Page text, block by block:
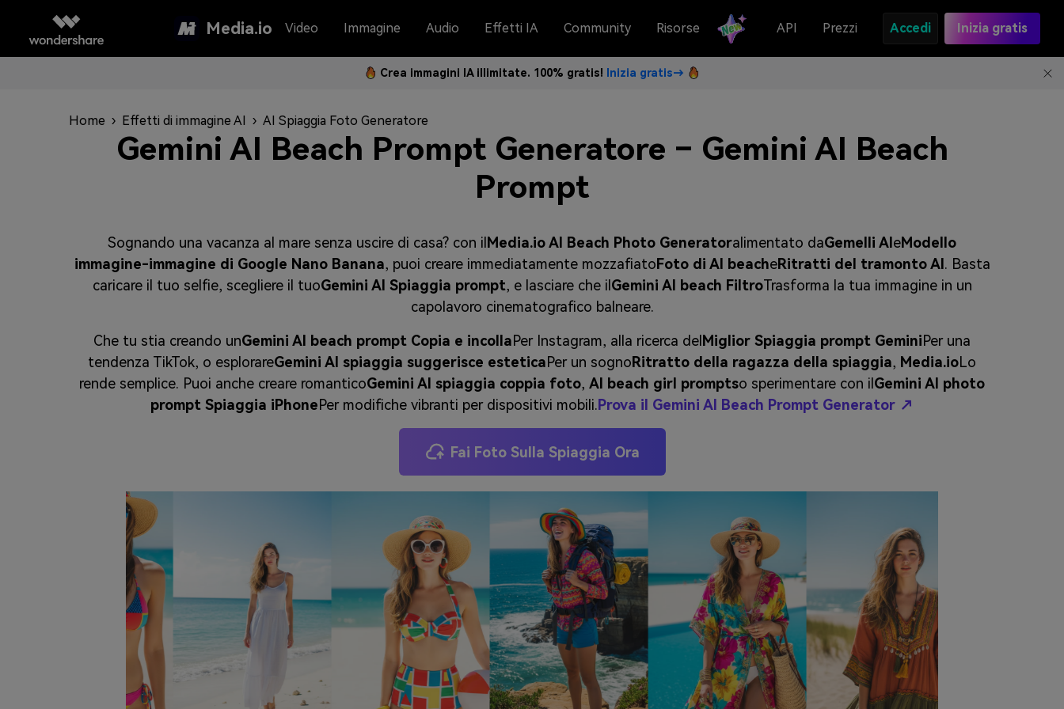
Media.io Video Immagine Audio Effetti IA Community Risorse API Prezzi Accedi Inizia gratis
Crea immagini IA illimitate. 100% gratis! Inizia gratis→
Home › Effetti di immagine AI › AI Spiaggia Foto Generatore
Gemini AI Beach Prompt Generatore – Gemini AI Beach
Prompt
Sognando una vacanza al mare senza uscire di casa? con il Media.io AI Beach Photo Generatoralimentato daGemelli AI eModello
immagine-immagine di Google Nano Banana, puoi creare immediatamente mozzafiatoFoto di AI beacheRitratti del tramonto AI . Basta
caricare il tuo selfie, scegliere il tuoGemini AI Spiaggia prompt, e lasciare che il Gemini AI beach FiltroTrasforma la tua immagine in un
capolavoro cinematografico balneare.
Che tu stia creando unGemini AI beach prompt Copia e incollaPer Instagram, alla ricerca del Miglior Spiaggia prompt GeminiPer una
tendenza TikTok, o esplorareGemini AI spiaggia suggerisce esteticaPer un sognoRitratto della ragazza della spiaggia, Media.ioLo
rende semplice. Puoi anche creare romanticoGemini AI spiaggia coppia foto, AI beach girl promptso sperimentare con il Gemini AI photo
prompt Spiaggia iPhonePer modifiche vibranti per dispositivi mobili.Prova il Gemini AI Beach Prompt Generator ↗
Fai Foto Sulla Spiaggia Ora